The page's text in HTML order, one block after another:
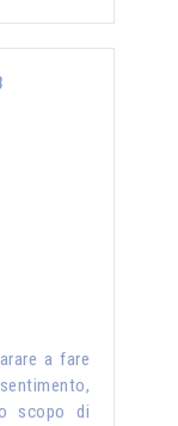
a fare
scopo di